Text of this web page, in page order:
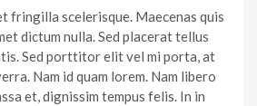
fringilla scelerisque. Maecenas quis
dictum nulla. Sed placerat tellus
Sed porttitor elit vel mi porta, at
Nam id quam lorem. Nam libero
et, dignissim tempus felis. In in